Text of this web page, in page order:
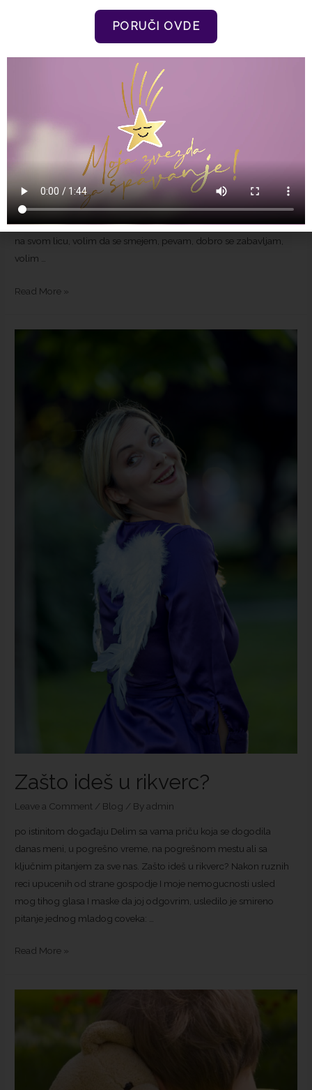
I Vile plaćaju porez i
doprinse…
Leave a Comment Blog / Byadmin
Volim da budem u oblacima, da sanjam o ljubavi, da lebdim,
maštam, vidim lepo, igram se, svesno posmatram svoje okruženje,
radujem se svakom zagrljaju drugara, verujem u dobre ljude, u
bolji život, u mir, u miris proleća, u povetarac koji mogu da osetim
na svom licu, volim da se smejem, pevam, dobro se zabavljam,
volim …
Read More »
Zašto ideš u rikverc?
Leave a Comment / Blog / Byadmin
po istinitom događaju Delim sa vama priču koja se dogodila
danas meni, u pogrešno vreme, na pogrešnom mestu ali sa
ključnim pitanjem za sve nas. Zašto ideš u rikverc? Nakon ruznih
reci upucenih od strane gospodje I moje nemogucnosti usled
mog tihog glasa I maske da joj odgovrim, usledilo je smireno
pitanje jednog mladog coveka: …
Read More »
PORUČI OVDE